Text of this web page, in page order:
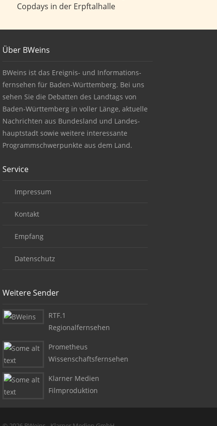
Copdays in der Erpftalhalle
About BWeins
Über BWeins
BWeins ist das Ereignis- und Informations-
fernsehen für Baden-Württemberg. Bei uns
sehen Sie die Debatten des Landtags von
Baden-Württemberg in voller Länge, aktuelle
Nachrichten aus Bundesland und Landes-
hauptstadt sowie weitere interessante
Programmschwerpunkte aus dem Land.
Service
Impressum
Kontakt
Empfang
Datenschutz
Weitere Sender
RTF.1
Regionalfernsehen
Prometheus
Wissenschaftsfernsehen
Klarner Medien
Filmproduktion